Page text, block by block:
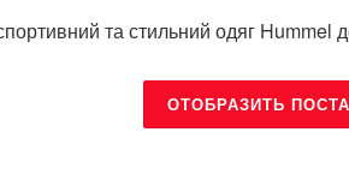
та стильний одяг Hummel
ОТОБРАЗИТЬ